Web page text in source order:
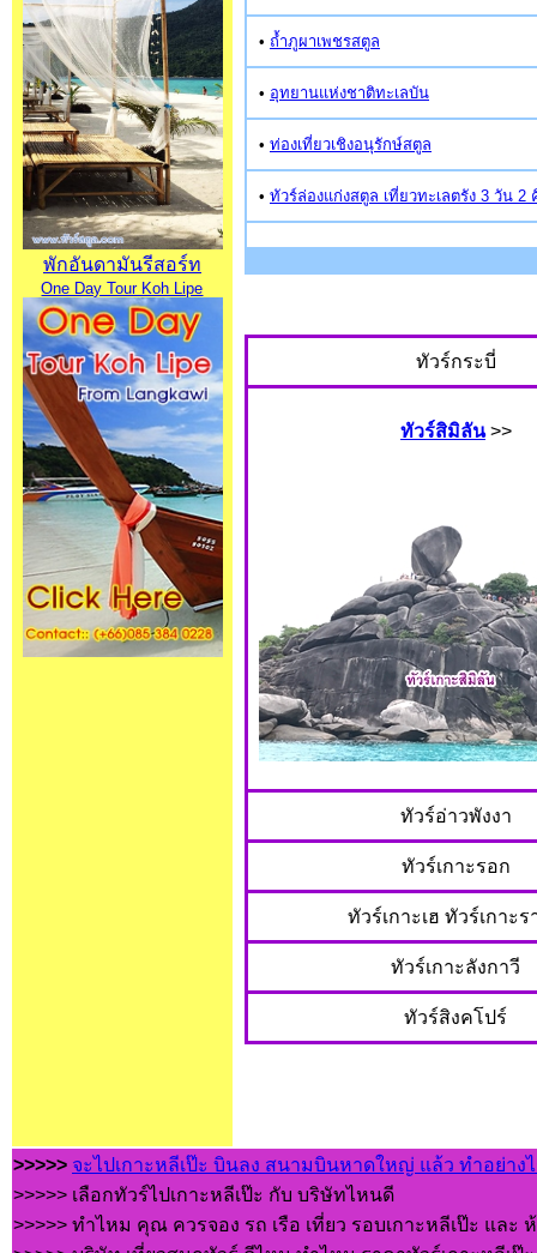
พักอันดามันรีสอร์ท
One Day Tour Koh Lipe
• ถ้ำภูผาเพชรสตูล
• อุทยานแห่งชาติทะเลบัน
• ท่องเที่ยวเชิงอนุรักษ์สตูล
• ทัวร์ล่องแก่งสตูล เที่ยวทะเลตรัง 3 วัน 2
ทัวร์กระบี่
ทัวร์สิมิลัน>>
ทัวร์อ่าวพังงา
ทัวร์เกาะรอก
ทัวร์เกาะเฮ ทัวร์เกาะร
ทัวร์เกาะลังกาวี
ทัวร์สิงคโปร์
>>>>> จะไปเกาะหลีเป๊ะ บินลง สนามบินหาดใหญ่ แล้ว ทำอย่าง
>>>>> เลือกทัวร์ไปเกาะหลีเป๊ะ กับ บริษัทไหนดี
>>>>> ทำไหม คุณ ควรจอง รถ เรือ เที่ยว รอบเกาะหลีเป๊ะ และ